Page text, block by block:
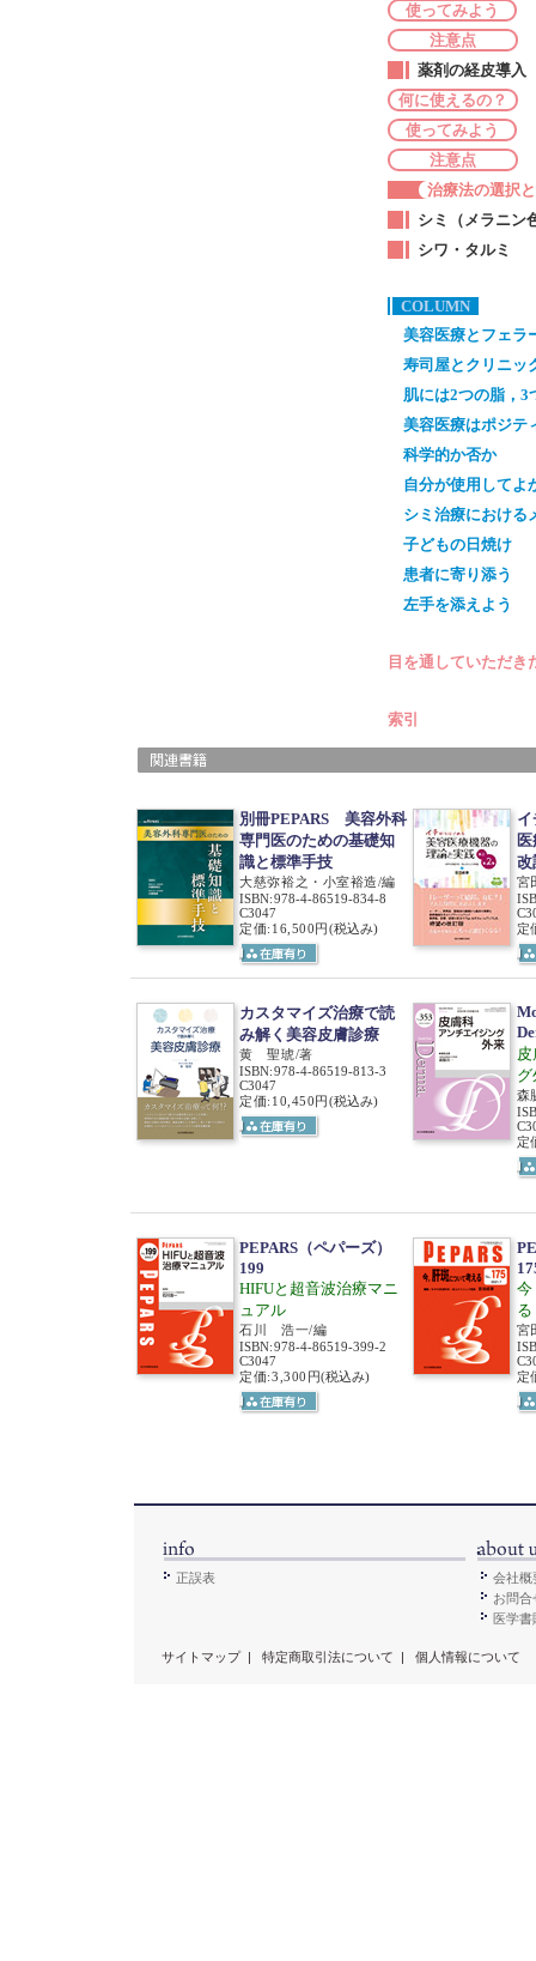
使ってみよう
注意点
薬剤の経皮導入
何に使えるの？
使ってみよう
注意点
治療法の選択
シミ（メラニン
シワ・タルミ
COLUMN
美容医療とフェラ
寿司屋とクリニッ
肌には2つの脂，3
美容医療はポジテ
科学的か否か
自分が使用してよ
シミ治療における
子どもの日焼け
患者に寄り添う
左手を添えよう
目を通していただき
索引
別冊PEPARS 美容外科
専門医のための基礎知
識と標準手技
大慈弥裕之・小室裕造/編
ISBN:978-4-86519-834-8
C3047
定価:16,500円 (税込み)
改
宮
定
カスタマイズ治療で読
み解く美容皮膚診療
黄 聖琥/著
ISBN:978-4-86519-813-3
C3047
定価:10,450円 (税込み)
森
定
PEPARS（ペパーズ）
199
HIFUと超音波治療マニ
ュアル
石川 浩一/編
ISBN:978-4-86519-399-2
C3047
定価:3,300円(税込み)
今
る
宮
定
正誤表
会社概
お問合
医学
サイトマップ 特定商取引法について 個人情報について